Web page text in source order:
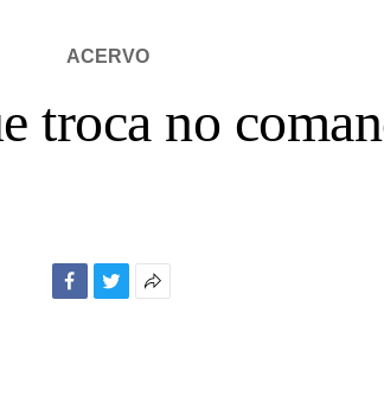
ACERVO
troca no